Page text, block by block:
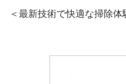
＜最新技術で快適な掃除体